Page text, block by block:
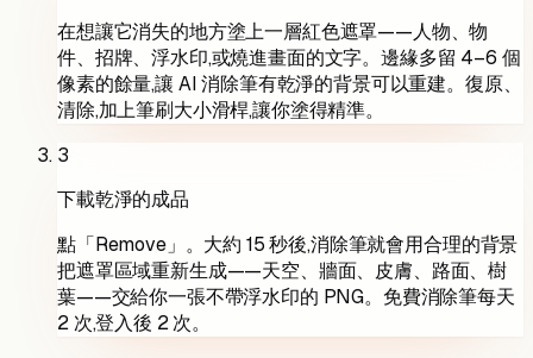
在想讓它消失的地方塗上一層紅色遮罩——人物、物
件、招牌、浮水印,或燒進畫面的文字。邊緣多留 4–6 個
像素的餘量,讓 AI 消除筆有乾淨的背景可以重建。復原、
清除,加上筆刷大小滑桿,讓你塗得精準。
3
下載乾淨的成品
點「Remove」。大約 15 秒後,消除筆就會用合理的背景
把遮罩區域重新生成——天空、牆面、皮膚、路面、樹
葉——交給你一張不帶浮水印的 PNG。免費消除筆每天
2 次,登入後 2 次。